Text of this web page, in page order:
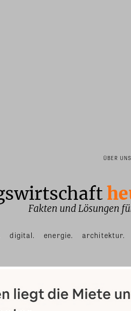
ÜBER UNS
digital. energie. architektur.